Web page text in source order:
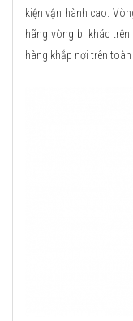
kiện vận hành cao.
hãng vòng bi khác
hàng khắp nơi trên